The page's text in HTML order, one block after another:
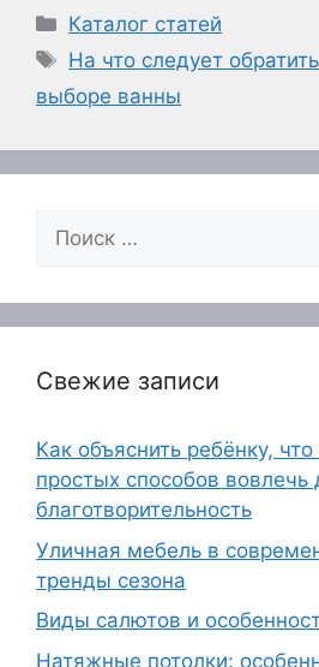
Рубрики
Каталог статей
Метки
На что следует
выборе ванны
Поиск:
Свежие записи
Как объяснить ребёнку,
простых способов вовлечь
благотворительность
Уличная мебель в
тренды сезона
Виды салютов и
Натяжные потолки: